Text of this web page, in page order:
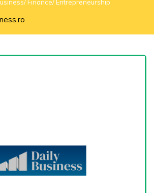
Finance/ Entrepreneurship